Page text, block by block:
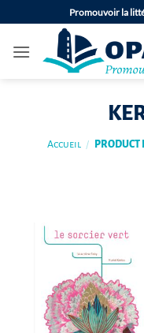
au
contenu
Promouvoir la
Accueil / PRODUCT